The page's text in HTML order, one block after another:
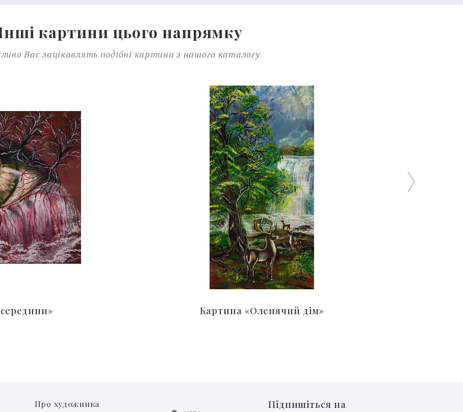
картини цього напрямку
Вас зацікавлять подібні картини з нашого каталогу
Картина «Оленячий дім»
Про художника
Підпишіться на